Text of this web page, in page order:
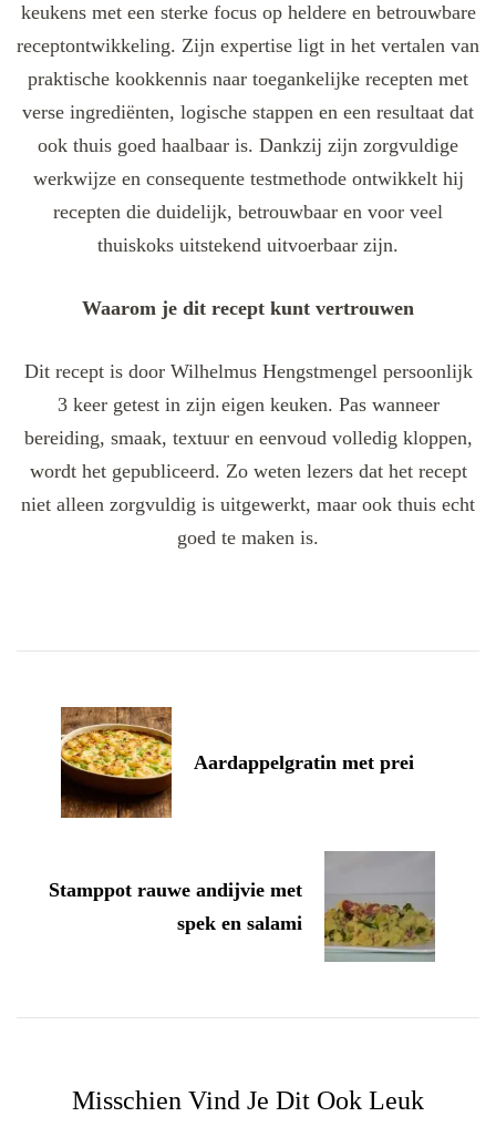
keukens met een sterke focus op heldere en betrouwbare
receptontwikkeling. Zijn expertise ligt in het vertalen van
praktische kookkennis naar toegankelijke recepten met
verse ingrediënten, logische stappen en een resultaat dat
ook thuis goed haalbaar is. Dankzij zijn zorgvuldige
werkwijze en consequente testmethode ontwikkelt hij
recepten die duidelijk, betrouwbaar en voor veel
thuiskoks uitstekend uitvoerbaar zijn.
Waarom je dit recept kunt vertrouwen
Dit recept is door Wilhelmus Hengstmengel persoonlijk
3 keer getest in zijn eigen keuken. Pas wanneer
bereiding, smaak, textuur en eenvoud volledig kloppen,
wordt het gepubliceerd. Zo weten lezers dat het recept
niet alleen zorgvuldig is uitgewerkt, maar ook thuis echt
goed te maken is.
Navigation
Aardappelgratin met prei
Stamppot rauwe andijvie met
spek en salami
Misschien Vind Je Dit Ook Leuk